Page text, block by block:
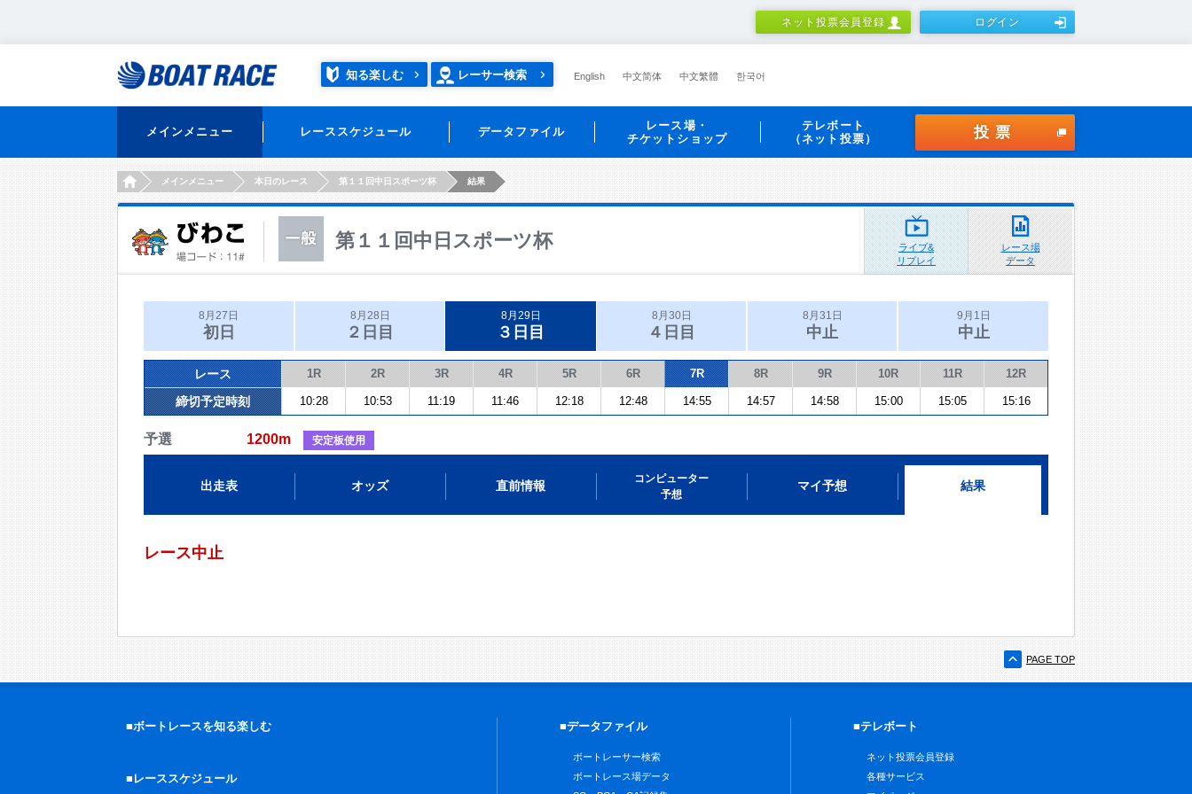
ネット投票会員登録 ログイン
知る楽しむ レーサー検索 English 中文简体 中文繁體 한국어
メインメニュー レーススケジュール データファイル
レース場・
チケットショップ
テレボート
（ネット投票）
投票
HOMEメインメニュー 本日のレース 第１１回中日スポーツ杯 結果
第１１回中日スポーツ杯
ライブ&
リプレイ
レース場
データ
8月27日
初日
8月28日
２日目
8月29日
３日目
8月30日
４日目
8月31日
中止
9月1日
中止
レース 1R 2R 3R 4R 5R 6R 7R 8R 9R 10R 11R 12R
締切予定時刻 10:28 10:53 11:19 11:46 12:18 12:48 14:55 14:57 14:58 15:00 15:05 15:16
予選 1200m 安定板使用
出走表 オッズ 直前情報
コンピューター
予想
マイ予想 結果
レース中止
PAGE TOP
■ボートレースを知る楽しむ
■レーススケジュール
■データファイル
ボートレーサー検索
ボートレース場データ
■テレボート
ネット投票会員登録
各種サービス